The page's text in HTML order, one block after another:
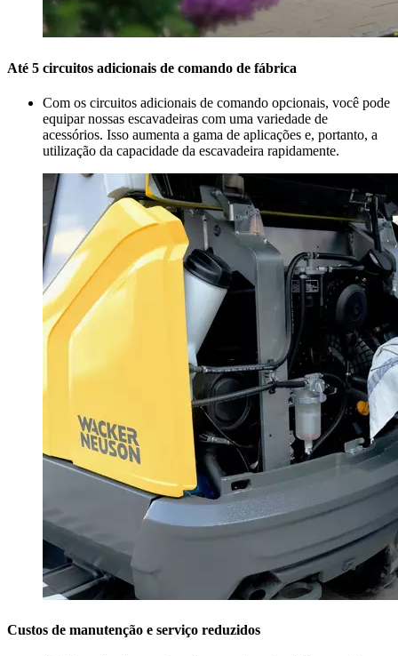
Até 5 circuitos adicionais de comando de fábrica
Com os circuitos adicionais de comando opcionais, você pode
equipar nossas escavadeiras com uma variedade de
acessórios. Isso aumenta a gama de aplicações e, portanto, a
utilização da capacidade da escavadeira rapidamente.
Custos de manutenção e serviço reduzidos